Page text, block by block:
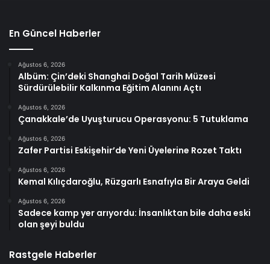
En Güncel Haberler
Ağustos 6, 2026
Albüm: Çin’deki Shanghai Doğal Tarih Müzesi
Sürdürülebilir Kalkınma Eğitim Alanını Açtı
Ağustos 6, 2026
Çanakkale’de Uyuşturucu Operasyonu: 5 Tutuklama
Ağustos 6, 2026
Zafer Partisi Eskişehir’de Yeni Üyelerine Rozet Taktı
Ağustos 6, 2026
Kemal Kılıçdaroğlu, Rüzgarlı Esnafıyla Bir Araya Geldi
Ağustos 6, 2026
Sadece kamp yer arıyordu: İnsanlıktan bile daha eski
olan şeyi buldu
Rastgele Haberler